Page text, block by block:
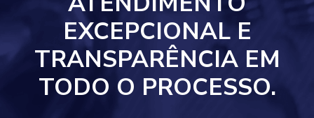
EXCEPCIONAL E
TRANSPARÊNCIA EM
TODO O PROCESSO.